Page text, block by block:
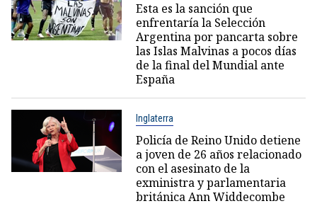
Esta es la sanción que
enfrentaría la Selección
Argentina por pancarta sobre
las Islas Malvinas a pocos días
de la final del Mundial ante
España
Inglaterra
Policía de Reino Unido detiene
a joven de 26 años relacionado
con el asesinato de la
exministra y parlamentaria
británica Ann Widdecombe